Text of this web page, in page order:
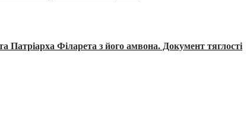
Патріарха Філарета з його амвона. Документ тяглості